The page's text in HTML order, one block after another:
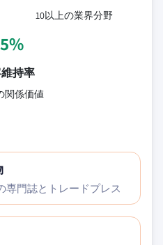
10以上の業界分野
持率
関係価値
専門誌とトレードプレス